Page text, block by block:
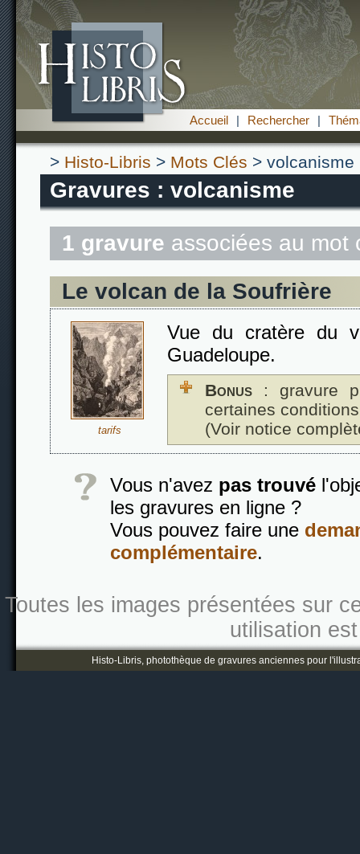
Accueil | Rechercher |
> Histo-Libris > Mots Clés > volcanisme
Gravures : volcanisme
1 gravure associées au mot
Le volcan de la Soufrière
tarifs
Vue du cratère du
Guadeloupe.
Bonus : gravure
certaines
(Voir notice
Vous n'avez pas trouvé
les gravures en ligne ?
Vous pouvez faire une
complémentaire.
Toutes les images présentées sur
utilisation
Histo-Libris, photothèque de gravures anciennes pour